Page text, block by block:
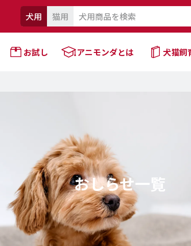
犬用 猫用
お試し アニモンダとは 犬猫飼
おしらせ一覧